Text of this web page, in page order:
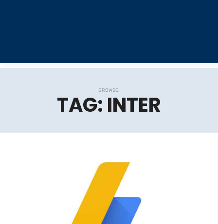
BROWSE:
TAG: INTER